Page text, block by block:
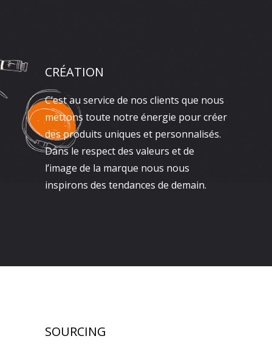
CRÉATION
C’est au service de nos clients que nous
mettons toute notre énergie pour créer
des produits uniques et personnalisés.
Dans le respect des valeurs et de
l’image de la marque nous nous
inspirons des tendances de demain.
SOURCING